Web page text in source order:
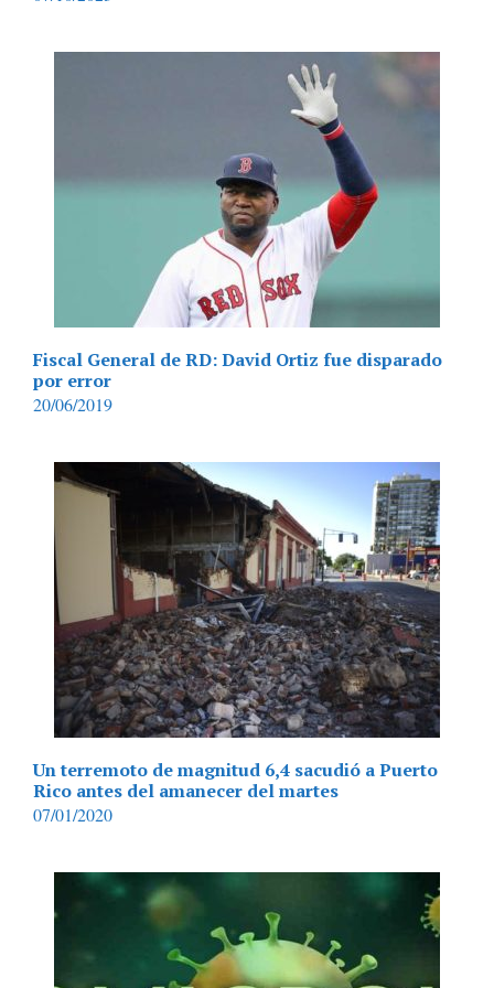
Fiscal General de RD: David Ortiz fue disparado
por error
20/06/2019
Un terremoto de magnitud 6,4 sacudió a Puerto
Rico antes del amanecer del martes
07/01/2020